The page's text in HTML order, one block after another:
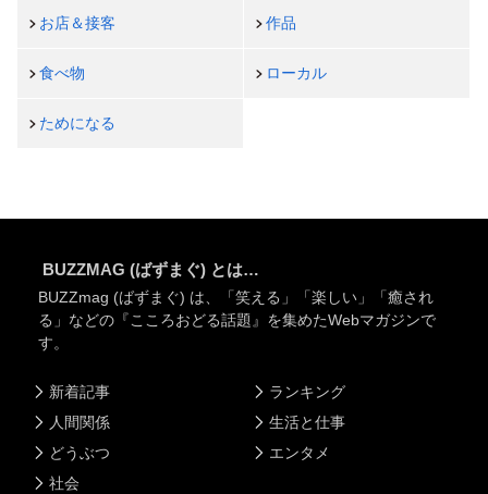
お店＆接客 作品
食べ物 ローカル
ためになる
BUZZMAG (ばずまぐ) とは…
BUZZmag (ばずまぐ) は、「笑える」「楽しい」「癒され
る」などの『こころおどる話題』を集めたWebマガジンで
す。
新着記事
人間関係
どうぶつ
社会
ランキング
生活と仕事
エンタメ